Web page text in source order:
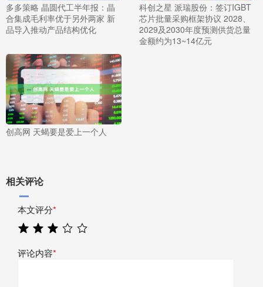
多多策略 晶圆代工半年报：晶
合集成毛利率优于另外两家 新
品导入推动产品结构优化
科创之星 派瑞股份：签订IGBT
芯片批量采购框架协议 2028、
2029及2030年度预测供货总量
金额约为13~14亿元
创高网 天蝎要是爱上一个人
相关评论
本文评分*
评论内容*